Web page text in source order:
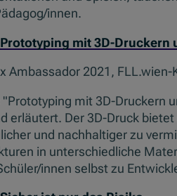
innen.
mit 3D-Druckern
Ambassador 2021, FLL.wien-
mit 3D-Druckern
erläutert. Der 3D-Druck
und nachhaltiger zu
in unterschiedliche
innen selbst zu